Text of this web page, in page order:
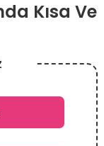
Kısa Ve